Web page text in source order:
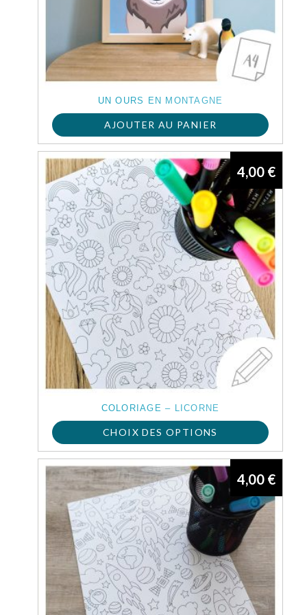
UN OURS EN MONTAGNE
AJOUTER AU PANIER
COLORIAGE – LICORNE
4,00 €
CHOIX DES OPTIONS
Ce
produit
plusieurs
variations.
Les
options
4,00 €